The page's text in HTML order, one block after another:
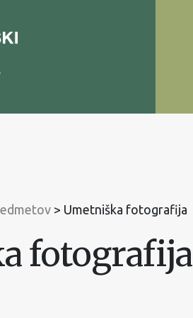
> Umetniška fotografija
fotografija